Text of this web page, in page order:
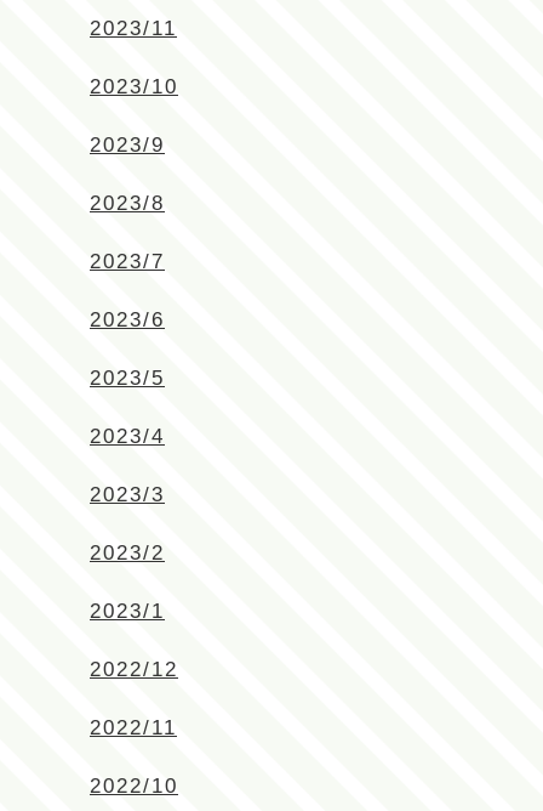
2023/11
2023/10
2023/9
2023/8
2023/7
2023/6
2023/5
2023/4
2023/3
2023/2
2023/1
2022/12
2022/11
2022/10